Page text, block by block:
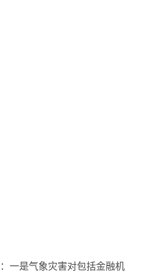
一是气象灾害对包括金融机